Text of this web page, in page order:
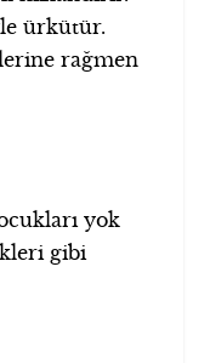
ürkütür.
rağmen
yok
gibi